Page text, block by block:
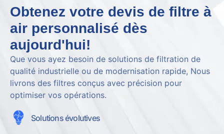
Obtenez votre devis de filtre à
air personnalisé dès
aujourd'hui!
Que vous ayez besoin de solutions de filtration de
qualité industrielle ou de modernisation rapide, Nous
livrons des filtres conçus avec précision pour
optimiser vos opérations.
Solutions évolutives